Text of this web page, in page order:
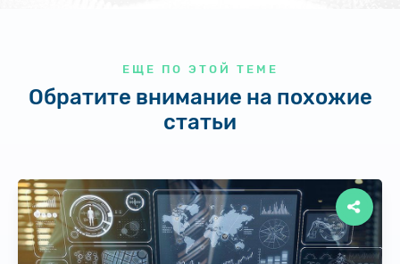
ЕЩЕ ПО ЭТОЙ ТЕМЕ
Обратите внимание на похожие
статьи